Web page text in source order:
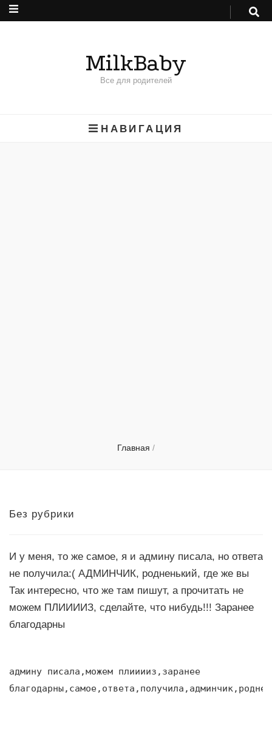
MilkBaby
Все для родителей
НАВИГАЦИЯ
Главная /
Без рубрики
И у меня, то же самое, я и админу писала, но ответа
не получила:( АДМИНЧИК, родненький, где же вы
Так интересно, что же там пишут, а прочитать не
можем ПЛИИИИЗ, сделайте, что нибудь!!! Заранее
благодарны
админу писала,можем плииииз,заранее